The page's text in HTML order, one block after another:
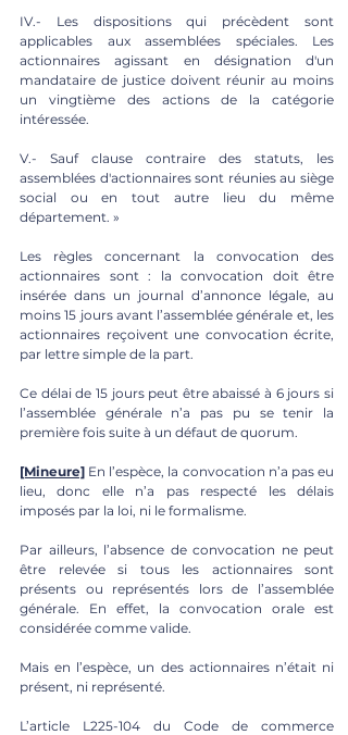
IV.- Les dispositions qui précèdent sont
applicables aux assemblées spéciales. Les
actionnaires agissant en désignation d'un
mandataire de justice doivent réunir au moins
un vingtième des actions de la catégorie
intéressée.
V.- Sauf clause contraire des statuts, les
assemblées d'actionnaires sont réunies au siège
social ou en tout autre lieu du même
département. »
Les règles concernant la convocation des
actionnaires sont : la convocation doit être
insérée dans un journal d’annonce légale, au
moins 15 jours avant l’assemblée générale et, les
actionnaires reçoivent une convocation écrite,
par lettre simple de la part.
Ce délai de 15 jours peut être abaissé à 6 jours si
l’assemblée générale n’a pas pu se tenir la
première fois suite à un défaut de quorum.
[Mineure] En l’espèce, la convocation n’a pas eu
lieu, donc elle n’a pas respecté les délais
imposés par la loi, ni le formalisme.
Par ailleurs, l’absence de convocation ne peut
être relevée si tous les actionnaires sont
présents ou représentés lors de l’assemblée
générale. En effet, la convocation orale est
considérée comme valide.
Mais en l’espèce, un des actionnaires n’était ni
présent, ni représenté.
L’article L225-104 du Code de commerce